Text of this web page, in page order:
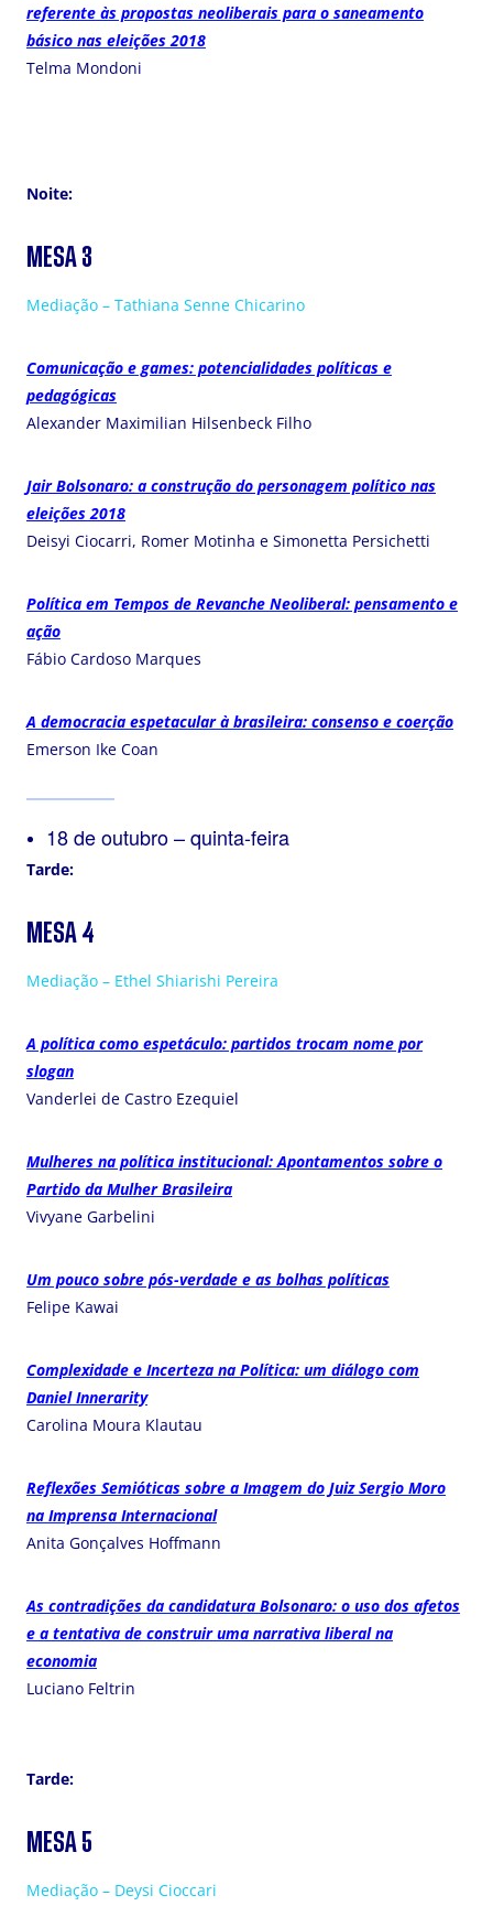
referente às propostas neoliberais para o saneamento
básico nas eleições 2018
Telma Mondoni
Noite:
MESA 3
Mediação – Tathiana Senne Chicarino
Comunicação e games: potencialidades políticas e
pedagógicas
Alexander Maximilian Hilsenbeck Filho
Jair Bolsonaro: a construção do personagem político nas
eleições 2018
Deisyi Ciocarri, Romer Motinha e Simonetta Persichetti
Política em Tempos de Revanche Neoliberal: pensamento e
ação
Fábio Cardoso Marques
A democracia espetacular à brasileira: consenso e coerção
Emerson Ike Coan
18 de outubro – quinta-feira
Tarde:
MESA 4
Mediação – Ethel Shiarishi Pereira
A política como espetáculo: partidos trocam nome por
slogan
Vanderlei de Castro Ezequiel
Mulheres na política institucional: Apontamentos sobre o
Partido da Mulher Brasileira
Vivyane Garbelini
Um pouco sobre pós-verdade e as bolhas políticas
Felipe Kawai
Complexidade e Incerteza na Política: um diálogo com
Daniel Innerarity
Carolina Moura Klautau
Reflexões Semióticas sobre a Imagem do Juiz Sergio Moro
na Imprensa Internacional
Anita Gonçalves Hoffmann
As contradições da candidatura Bolsonaro: o uso dos afetos
e a tentativa de construir uma narrativa liberal na
economia
Luciano Feltrin
Tarde:
MESA 5
Mediação – Deysi Cioccari